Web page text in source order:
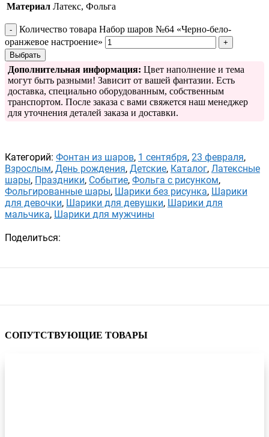
Материал Латекс, Фольга
Количество товара Набор шаров №64 «Черно-бело-
оранжевое настроение»
Выбрать
Дополнительная информация: Цвет наполнение и тема
могут быть разными! Зависит от вашей фантазии. Есть
доставка, специально оборудованным, собственным
транспортом. После заказа с вами свяжется наш менеджер
для уточнения деталей заказа и доставки.
Категорий: Фонтан из шаров, 1 сентября, 23 февраля,
Взрослым, День рождения, Детские, Каталог, Латексные
шары, Праздники, Событие, Фольга с рисунком,
Фольгированные шары, Шарики без рисунка, Шарики
для девочки, Шарики для девушки, Шарики для
мальчика, Шарики для мужчины
Поделиться:
СОПУТСТВУЮЩИЕ ТОВАРЫ